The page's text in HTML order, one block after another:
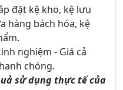
đặt kệ kho, kệ lưu
hàng bách hóa, kệ
nghiệm - Giá cả
chóng.
sử dụng thực tế của